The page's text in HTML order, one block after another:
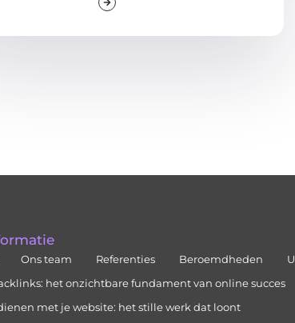
Ons team Referenties Beroemdheden
het onzichtbare fundament van online succes
met je website: het stille werk dat loont